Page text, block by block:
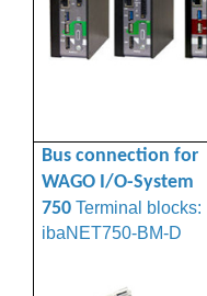
Bus connection for
WAGO I/O-System
750Terminal blocks:
ibaNET750-BM-D